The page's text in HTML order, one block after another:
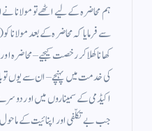
ہم محاضرہ کے لیے اٹھے تو مولانا
سے فرمایا کہ محاضرہ کے بعد مولانا
کھانا کھلا کر رخصت کیجیے – محاضرہ
کی خدمت میں پہنچے – ان سے یوں تو
اکیڈمی کے سمیناروں میں اور
جب بے تکلّفی اور اپنائیت کے